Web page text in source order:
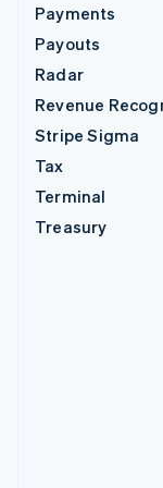
Payments
Payouts
Radar
Revenue
Stripe Sigma
Tax
Terminal
Treasury